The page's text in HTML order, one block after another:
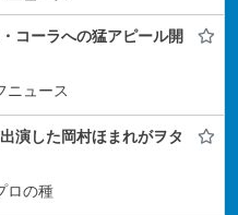
コーラへの猛アピール開
ニュース
演した岡村ほまれがヲタ
ロの種